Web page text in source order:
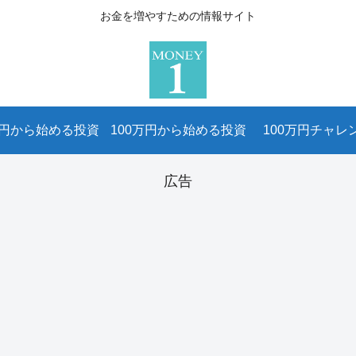
お金を増やすための情報サイト
から始める投資 100万円から始める投資 100万円チャレ
広告